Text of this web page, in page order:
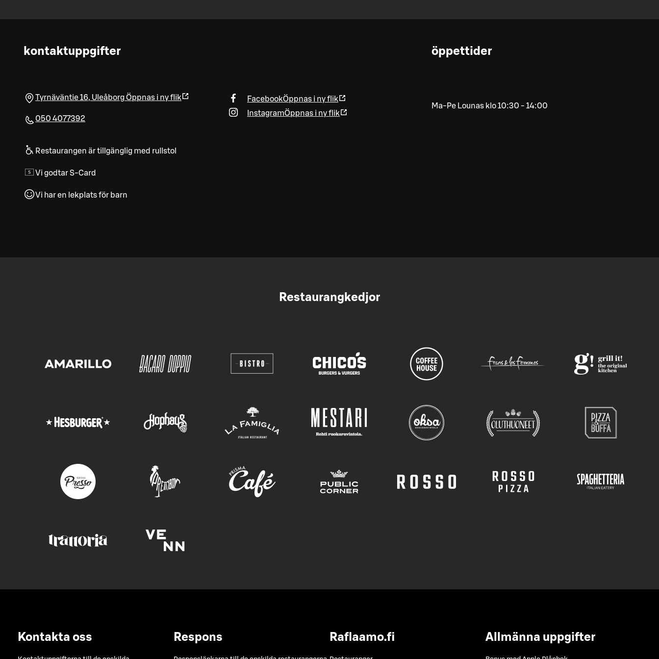
kontaktuppgifter
Tyrnäväntie 16, UleåborgÖppnas i ny flik
050 4077392
Restaurangen är tillgänglig med rullstol
Vi godtar S-Card
Vi har en lekplats för barn
FacebookÖppnas i ny flik
InstagramÖppnas i ny flik
öppettider
Ma-Pe Lounas klo 10:30 - 14:00
Restaurangkedjor
Kontakta oss Respons Raflaamo.fi Allmänna uppgifter